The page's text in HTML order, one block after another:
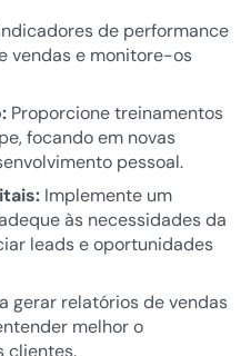
de performance
vendas e monitore-os
Proporcione treinamentos
focando em novas
pessoal.
Implemente um
às necessidades da
leads e oportunidades
gerar relatórios de vendas
melhor o